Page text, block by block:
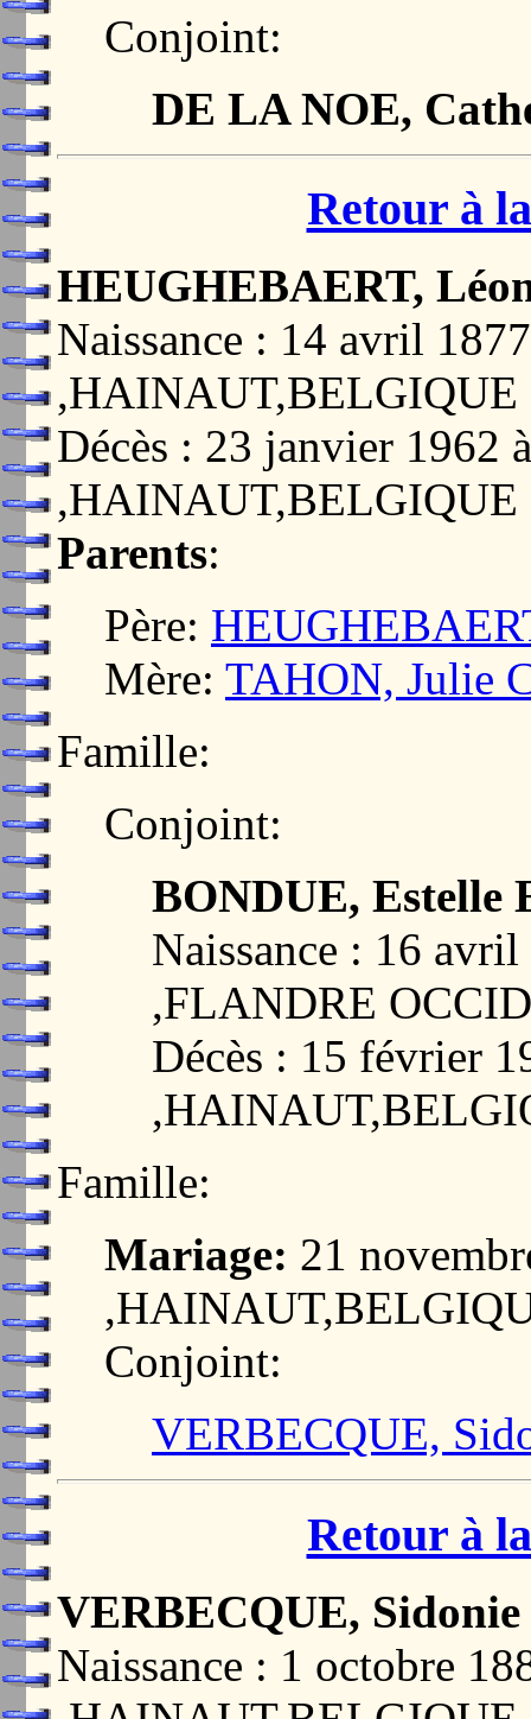
Conjoint:
DE LA NOE,
Retour à
HEUGHEBAERT,
Naissance : 14 avril
,HAINAUT,BELGIQUE
Décès : 23 janvier 1962
,HAINAUT,BELGIQUE
Parents:
Père:
Mère: TAHON, Julie
Famille:
Conjoint:
BONDUE, Estelle
Naissance : 16
,FLANDRE
Décès : 15 février
Famille:
Mariage: 21
Conjoint:
VERBECQUE,
Retour à
VERBECQUE,
Naissance : 1 octobre